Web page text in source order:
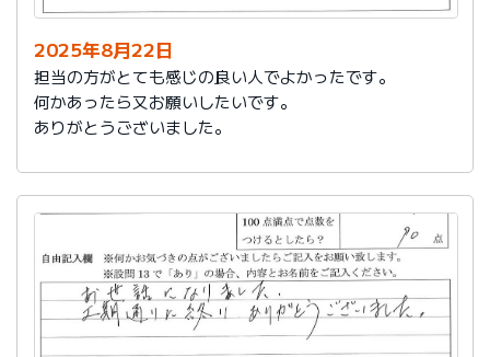
2025年8月22日
担当の方がとても感じの良い人でよかったです。
何かあったら又お願いしたいです。
ありがとうございました。